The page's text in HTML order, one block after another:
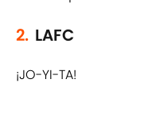
2. LAFC
¡JO-YI-TA!